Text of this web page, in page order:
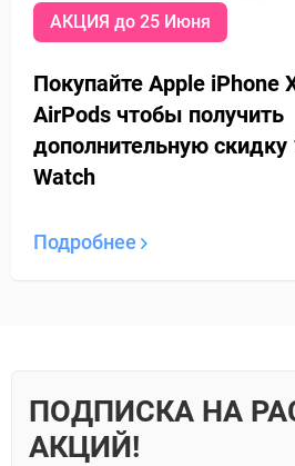
АКЦИЯ до 25 Июня
Покупайте Apple iPhone
AirPods чтобы получить
дополнительную скидку
Watch
Подробнее
ПОДПИСКА НА
АКЦИЙ!